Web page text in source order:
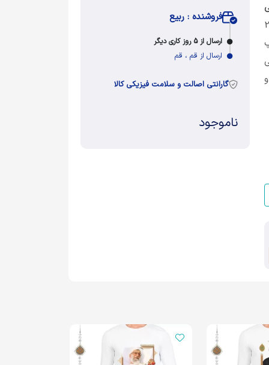
در ابعاد 21×29
فروشنده : ربیع
ارسال از 5 روز کاری دیگر
ارسال از قم ، قم
گارانتی اصالت و سلامت فیزیکی کالا
ناموجود